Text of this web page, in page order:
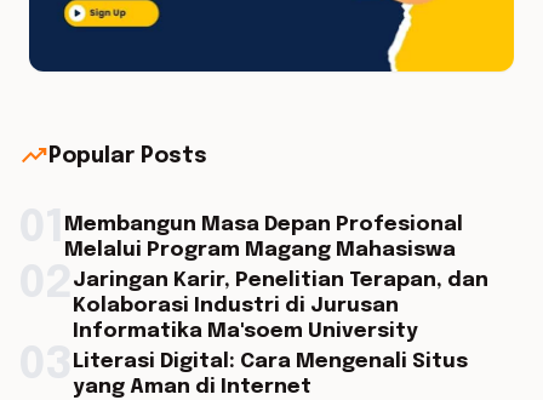
trending_up Popular Posts
Membangun Masa Depan Profesional
Melalui Program Magang Mahasiswa
Jaringan Karir, Penelitian Terapan, dan
Kolaborasi Industri di Jurusan
Informatika Ma'soem University
Literasi Digital: Cara Mengenali Situs
yang Aman di Internet